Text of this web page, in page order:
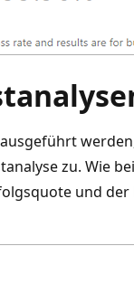
ausgeführt
zu. Wie
und